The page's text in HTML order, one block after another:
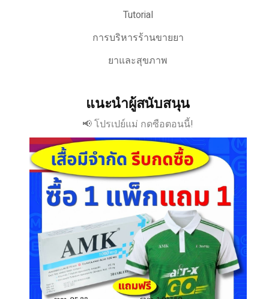
Tutorial
การบริหารร้านขายยา
ยาและสุขภาพ
แนะนำผู้สนับสนุน
📢 โปรเปย์แม่ กดซือตอนนี้!